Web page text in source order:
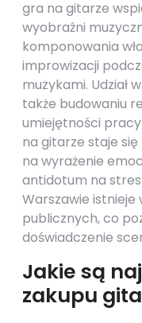
gra na gitarze
wyobraźni
komponowania
improwizacji
muzykami. Udział
także budowaniu
umiejętności pracy
na gitarze staje
na wyrażenie
antidotum na
Warszawie
publicznych, co
doświadczenie
Jakie są
zakupu